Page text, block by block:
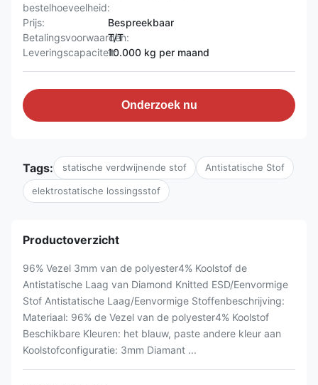
bestelhoeveelheid:
Prijs:
Bespreekbaar
Betalingsvoorwaarden:
T/T
Leveringscapaciteit:10.000 kg per maand
Onderzoek nu
Tags: statische verdwijnende stof Antistatische Stof
elektrostatische lossingsstof
Productoverzicht
96% Vezel 3mm van de polyester4% Koolstof de
Antistatische Laag van Diamond Knitted ESD/Eenvormige
Stof Antistatische Laag/Eenvormige Stoffenbeschrijving:
Materiaal: 96% de Vezel van de polyester4% Koolstof
Beschikbare Kleuren: het blauw, paste andere kleur aan
Koolstofconfiguratie: 3mm Diamant ...